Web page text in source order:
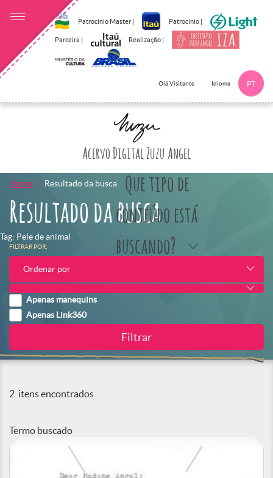
Patrocínio Master | Patrocínio |
Parceira | Realização |
Olá Visitante Idioma PT
Acervo Digital Zuzu Angel
Que tipo de
conteúdo está
buscando?
Home Resultado da busca
Resultado da busca
Tag: Pele de animal
FILTRAR POR:
Ordenar por
Apenas manequins
Apenas Link360
2 itens encontrados
Termo buscado